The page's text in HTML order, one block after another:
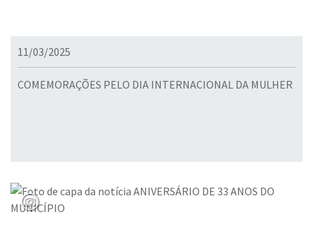
11/03/2025
COMEMORAÇÕES PELO DIA INTERNACIONAL DA MULHER